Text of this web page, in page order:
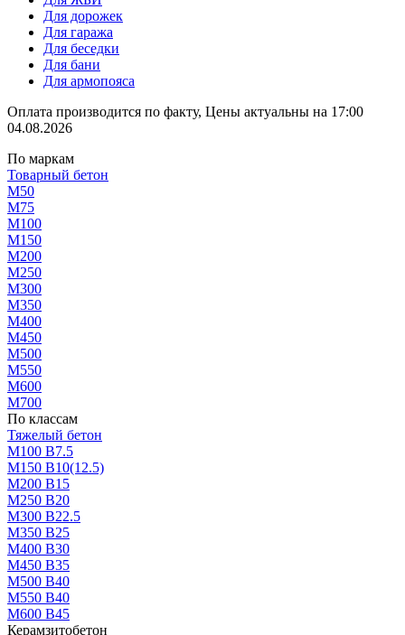
Для дорожек
Для гаража
Для беседки
Для бани
Для армопояса
Оплата производится по факту, Цены актуальны на 17:00
04.08.2026
По маркам
Товарный бетон
М50
М75
М100
М150
М200
М250
М300
М350
М400
М450
М500
М550
М600
М700
По классам
Тяжелый бетон
М100 В7.5
М150 В10(12.5)
М200 В15
М250 В20
М300 В22.5
М350 В25
М400 В30
М450 В35
М500 В40
М550 В40
М600 В45
Керамзитобетон